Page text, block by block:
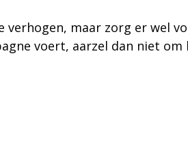
maar zorg er wel
voert, aarzel dan niet